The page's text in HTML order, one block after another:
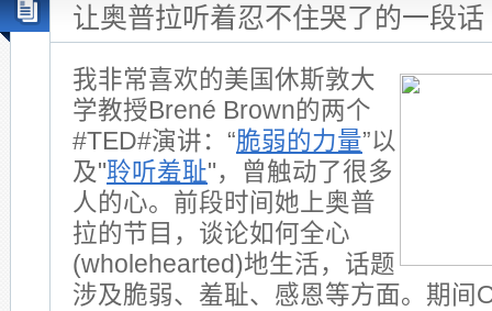
让奥普拉听着忍不住哭了的一段话
我非常喜欢的美国休斯敦大
学教授Brené Brown的两个
#TED#演讲：“脆弱的力量”以
及"聆听羞耻"，曾触动了很多
人的心。前段时间她上奥普
拉的节目，谈论如何全心
(wholehearted)地生活，话题
涉及脆弱、羞耻、感恩等方面。期间